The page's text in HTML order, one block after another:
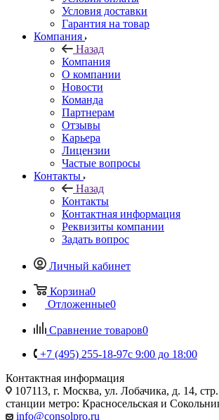
Условия доставки
Гарантия на товар
Компания
Назад
Компания
О компании
Новости
Команда
Партнерам
Отзывы
Карьера
Лицензии
Частые вопросы
Контакты
Назад
Контакты
Контактная информация
Реквизиты компании
Задать вопрос
Личный кабинет
Корзина0
Отложенные0
Сравнение товаров0
+7 (495) 255-18-97с 9:00 до 18:00
Контактная информация
107113, г. Москва, ул. Лобачика, д. 14,
станции метро: Красносельская и
info@consolpro.ru